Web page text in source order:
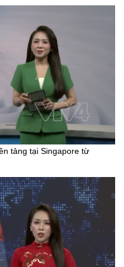
tảng tại Singapore từ